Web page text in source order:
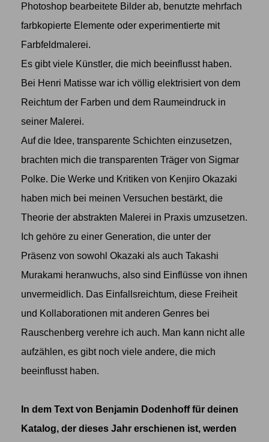
Photoshop bearbeitete Bilder ab, benutzte mehrfach
farbkopierte Elemente oder experimentierte mit
Farbfeldmalerei.
Es gibt viele Künstler, die mich beeinflusst haben.
Bei Henri Matisse war ich völlig elektrisiert von dem
Reichtum der Farben und dem Raumeindruck in
seiner Malerei.
Auf die Idee, transparente Schichten einzusetzen,
brachten mich die transparenten Träger von Sigmar
Polke. Die Werke und Kritiken von Kenjiro Okazaki
haben mich bei meinen Versuchen bestärkt, die
Theorie der abstrakten Malerei in Praxis umzusetzen.
Ich gehöre zu einer Generation, die unter der
Präsenz von sowohl Okazaki als auch Takashi
Murakami heranwuchs, also sind Einflüsse von ihnen
unvermeidlich. Das Einfallsreichtum, diese Freiheit
und Kollaborationen mit anderen Genres bei
Rauschenberg verehre ich auch. Man kann nicht alle
aufzählen, es gibt noch viele andere, die mich
beeinflusst haben.
In dem Text von Benjamin Dodenhoff für deinen
Katalog, der dieses Jahr erschienen ist, werden